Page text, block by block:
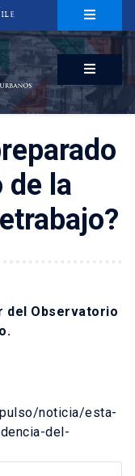
Y ESTUDIOS URBANOS
de la
del Observatorio
noticia/esta-
del-